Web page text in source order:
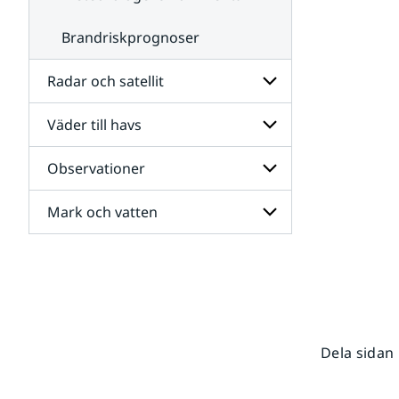
Brandriskprognoser
Radar och satellit
Undersidor
för
Radar
och
satellit
Väder till havs
Undersidor
för
Väder
till
havs
Observationer
Undersidor
för
Mark och vatten
Dela sidan